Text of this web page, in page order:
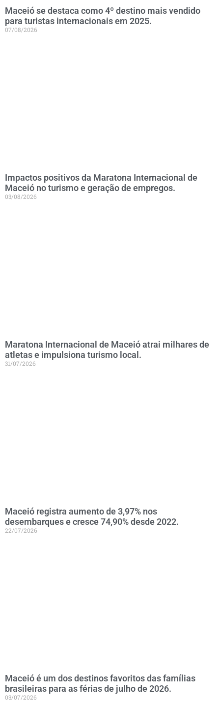
Maceió se destaca como 4º destino mais vendido
para turistas internacionais em 2025.
07/08/2026
Impactos positivos da Maratona Internacional de
Maceió no turismo e geração de empregos.
03/08/2026
Maratona Internacional de Maceió atrai milhares de
atletas e impulsiona turismo local.
31/07/2026
Maceió registra aumento de 3,97% nos
desembarques e cresce 74,90% desde 2022.
22/07/2026
Maceió é um dos destinos favoritos das famílias
brasileiras para as férias de julho de 2026.
03/07/2026